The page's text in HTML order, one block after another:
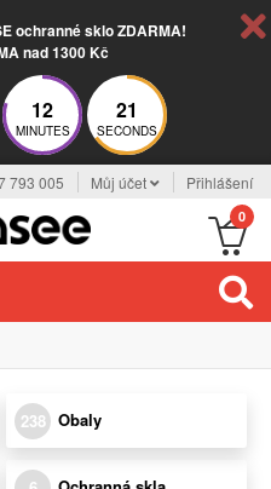
ochranné sklo ZDARMA!
nad 1300 Kč
12
MINUTES
21
SECONDS
793 005 Můj účet Přihlášení
0
238 Obaly